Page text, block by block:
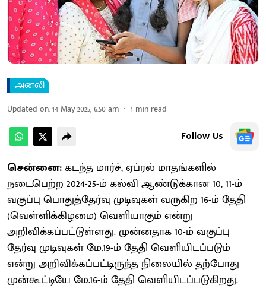
அனலி
Updated on:14 May 2025, 6:50 am 1 min read
Follow Us
சென்னை:கடந்த மார்ச், ஏப்ரல் மாதங்களில்
நடைபெற்ற 2024-25-ம் கல்வி ஆண்டுக்கான 10, 11-ம்
வகுப்பு பொதுத்தேர்வு முடிவுகள் வருகிற 16-ம் தேதி
(வெள்ளிக்கிழமை) வெளியாகும் என்று
அறிவிக்கப்பட்டுள்ளது. முன்னதாக 10-ம் வகுப்பு
தேர்வு முடிவுகள் மே.19-ம் தேதி வெளியிடப்படும்
என்று அறிவிக்கப்பட்டிருந்த நிலையில் தற்போது
முன்கூட்டியே மே.16-ம் தேதி வெளியிடப்படுகிறது.